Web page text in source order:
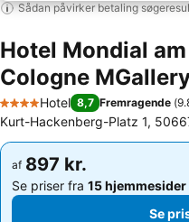
Sådan påvirker betaling
Hotel Mondial
Cologne
4 Stjerner
Hotel 8,7 Fremragende (
Kurt-Hackenberg-Platz 1,
af 897 kr.
Se priser fra 15 hjemmesider
Se
af 897 kr.
Se priser fra 15 hjemmesider
Se